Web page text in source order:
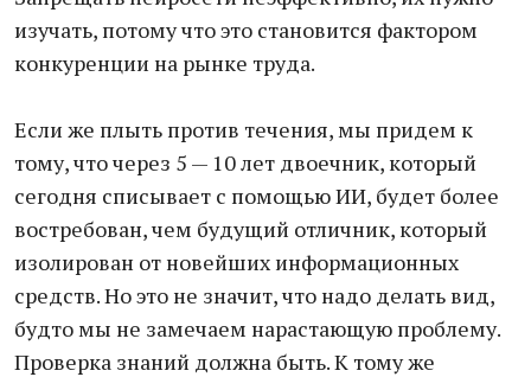
изучать, потому что это становится фактором
конкуренции на рынке труда.
Если же плыть против течения, мы придем к
тому, что через 5 — 10 лет двоечник, который
сегодня списывает с помощью ИИ, будет более
востребован, чем будущий отличник, который
изолирован от новейших информационных
средств. Но это не значит, что надо делать вид,
будто мы не замечаем нарастающую проблему.
Проверка знаний должна быть. К тому же